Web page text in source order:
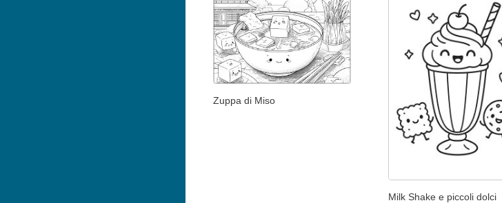
Zuppa di Miso
Milk Shake e piccoli dolci